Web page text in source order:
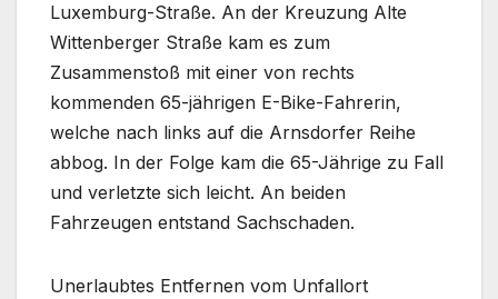
Luxemburg-Straße. An der Kreuzung Alte
Wittenberger Straße kam es zum
Zusammenstoß mit einer von rechts
kommenden 65-jährigen E-Bike-Fahrerin,
welche nach links auf die Arnsdorfer Reihe
abbog. In der Folge kam die 65-Jährige zu Fall
und verletzte sich leicht. An beiden
Fahrzeugen entstand Sachschaden.
Unerlaubtes Entfernen vom Unfallort